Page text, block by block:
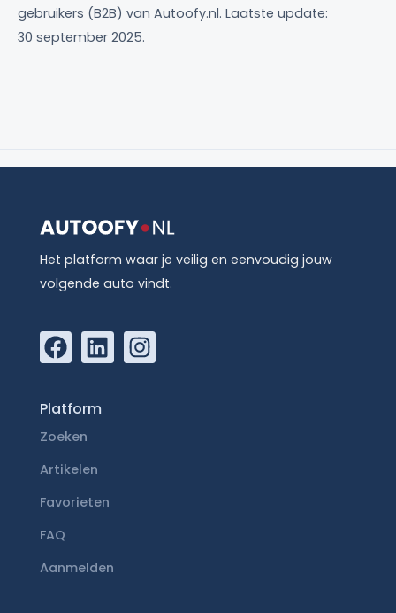
gebruikers (B2B) van Autoofy.nl. Laatste update:
30 september 2025.
Het platform waar je veilig en eenvoudig jouw
volgende auto vindt.
Platform
Zoeken
Artikelen
Favorieten
FAQ
Aanmelden